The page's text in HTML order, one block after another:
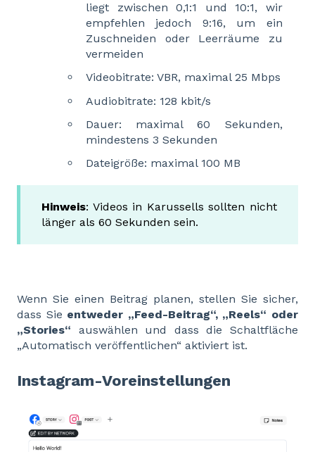
liegt zwischen 0,1:1 und 10:1, wir
empfehlen jedoch 9:16, um ein
Zuschneiden oder Leerräume zu
vermeiden
Videobitrate: VBR, maximal 25 Mbps
Audiobitrate: 128 kbit/s
Dauer: maximal 60 Sekunden,
mindestens 3 Sekunden
Dateigröße: maximal 100 MB
Hinweis: Videos in Karussells sollten nicht
länger als 60 Sekunden sein.
Wenn Sie einen Beitrag planen, stellen Sie sicher,
dass Sie entweder „Feed-Beitrag“, „Reels“ oder
„Stories“ auswählen und dass die Schaltfläche
„Automatisch veröffentlichen“ aktiviert ist.
Instagram-Voreinstellungen